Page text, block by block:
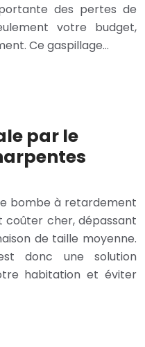
des pertes de
votre budget,
Ce gaspillage…
par le
bombe à retardement
coûter cher, dépassant
de taille moyenne.
donc une solution
habitation et éviter